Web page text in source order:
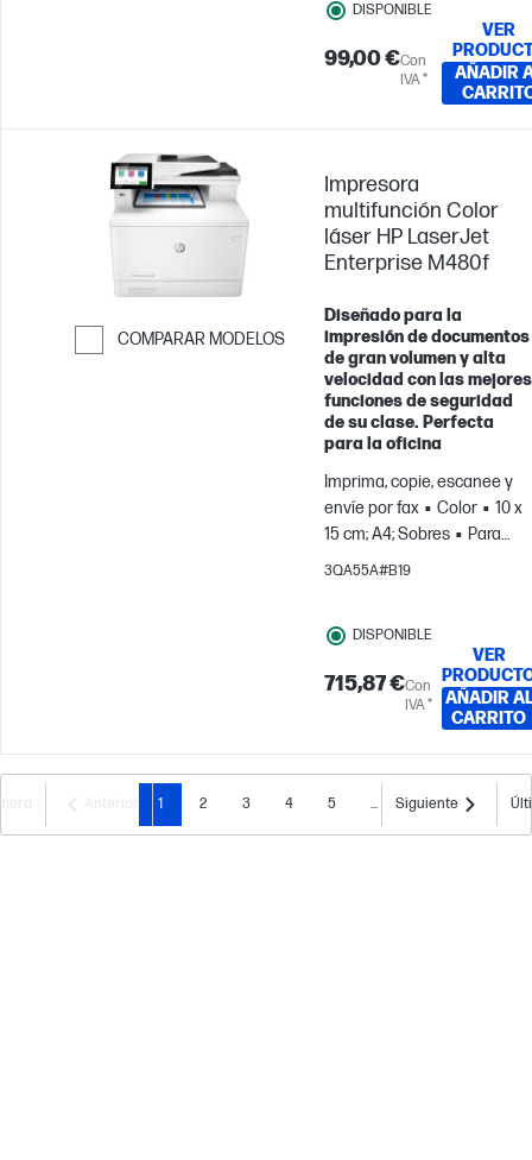
DISPONIBLE
99,00 €Con
IVA *
VER
AÑADIR
COMPARAR MODELOS
Impresora
multifunción Color
láser HP LaserJet
Enterprise M480f
Diseñado para la
impresión de documentos
de gran volumen y alta
velocidad con las mejores
funciones de seguridad
de su clase. Perfecta
para la oficina
Imprima, copie, escanee y
envíe por fax
Color
10 x
15 cm; A4; Sobres
Para
equipos de hasta 10
3QA55A#B19
DISPONIBLE
715,87 €Con
IVA *
VER
AÑADIR AL
CARRITO
1 2 3 4 5 ... Siguiente